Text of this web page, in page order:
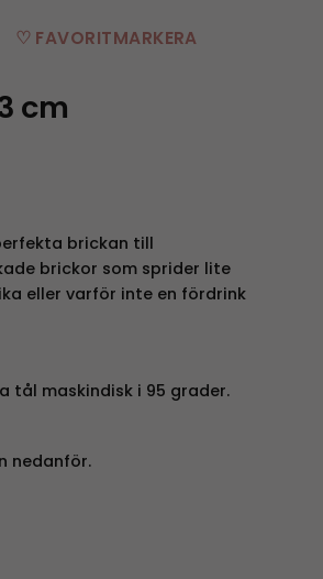
♡ FAVORITMARKERA
cm
brickan till
brickor som sprider lite
eller varför inte en fördrink
tål maskindisk i 95 grader.
nedanför.